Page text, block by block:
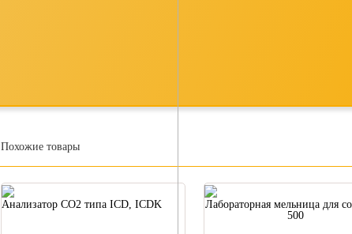
Похожие товары
Анализатор CO2 типа ICD, ICDK
Лабораторная мельница для
500